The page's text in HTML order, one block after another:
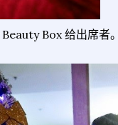
Box 给出席者。